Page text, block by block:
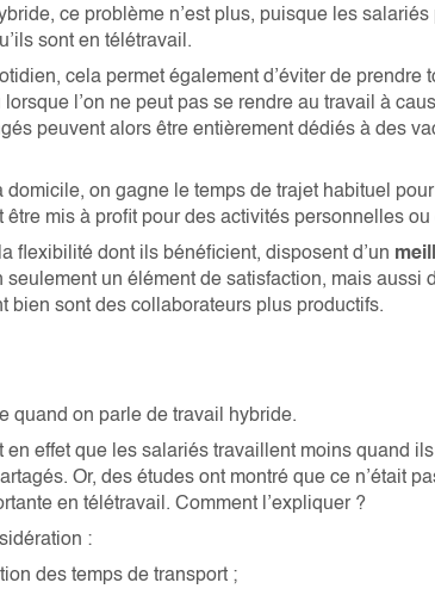
ce problème n’est plus, puisque les salariés
sont en télétravail.
cela permet également d’éviter de prendre
l’on ne peut pas se rendre au travail à
peuvent alors être entièrement dédiés à des
domicile, on gagne le temps de trajet habituel
être mis à profit pour des activités personnelles ou
flexibilité dont ils bénéficient, disposent d’un
seulement un élément de satisfaction, mais aussi
bien sont des collaborateurs plus productifs.
quand on parle de travail hybride.
effet que les salariés travaillent moins quand
Or, des études ont montré que ce n’était
en télétravail. Comment l’expliquer ?
:
des temps de transport ;